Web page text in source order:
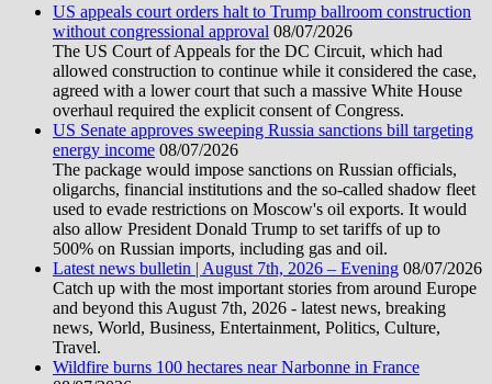
US appeals court orders halt to Trump ballroom construction
without congressional approval 08/07/2026
The US Court of Appeals for the DC Circuit, which had
allowed construction to continue while it considered the case,
agreed with a lower court that such a massive White House
overhaul required the explicit consent of Congress.
US Senate approves sweeping Russia sanctions bill targeting
energy income 08/07/2026
The package would impose sanctions on Russian officials,
oligarchs, financial institutions and the so-called shadow fleet
used to evade restrictions on Moscow's oil exports. It would
also allow President Donald Trump to set tariffs of up to
500% on Russian imports, including gas and oil.
Latest news bulletin | August 7th, 2026 – Evening 08/07/2026
Catch up with the most important stories from around Europe
and beyond this August 7th, 2026 - latest news, breaking
news, World, Business, Entertainment, Politics, Culture,
Travel.
Wildfire burns 100 hectares near Narbonne in France